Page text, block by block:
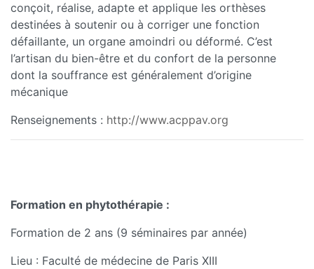
conçoit, réalise, adapte et applique les orthèses
destinées à soutenir ou à corriger une fonction
défaillante, un organe amoindri ou déformé. C’est
l’artisan du bien-être et du confort de la personne
dont la souffrance est généralement d’origine
mécanique
Renseignements : http://www.acppav.org
Formation en phytothérapie :
Formation de 2 ans (9 séminaires par année)
Lieu : Faculté de médecine de Paris XIII